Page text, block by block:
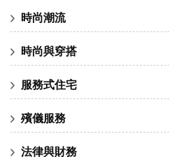
時尚潮流
時尚與穿搭
服務式住宅
殯儀服務
法律與財務